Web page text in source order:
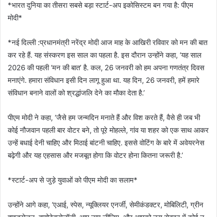
*भारत दुनिया का तीसरा सबसे बड़ा स्टार्ट-अप इकोसिस्टम बन गया है: पीएम
मोदी*
*नई दिल्ली :प्रधानमंत्री नरेंद्र मोदी आज माह के आखिरी रविवार को मन की बात
कर रहे हैं. यह संस्करण इस साल का पहला है. इस दौरान उन्होंने कहा, ‘यह साल
2026 की पहली ‘मन की बात’ है. कल, 26 जनवरी को हम अपना गणतंत्र दिवस
मनाएंगे. हमारा संविधान इसी दिन लागू हुआ था. यह दिन, 26 जनवरी, हमें हमारे
संविधान बनाने वालों को श्रद्धांजलि देने का मौका देता है.’
पीएम मोदी ने कहा, ‘जैसे हम जन्मदिन मनाते हैं और विश करते हैं, वैसे ही जब भी
कोई नौजवान पहली बार वोटर बने, तो पूरे मोहल्ले, गांव या शहर को एक साथ आकर
उन्हें बधाई देनी चाहिए और मिठाई बांटनी चाहिए. इससे वोटिंग के बारे में अवेयरनेस
बढ़ेगी और यह एहसास और मजबूत होगा कि वोटर होना कितना जरूरी है.’
*स्टार्ट-अप से जुड़े युवाओं को पीएम मोदी का सलाम*
उन्होंने आगे कहा, ‘एआई, स्पेस, न्यूक्लियर एनर्जी, सेमीकंडक्टर, मोबिलिटी, ग्रीन